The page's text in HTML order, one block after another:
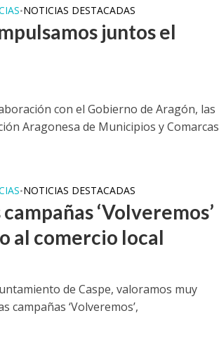
•NOTICIAS DESTACADAS
juntos el
con el Gobierno de Aragón, las
Aragonesa de Municipios y Comarcas
•NOTICIAS DESTACADAS
‘Volveremos’
al comercio local
de Caspe, valoramos muy
campañas ‘Volveremos’,